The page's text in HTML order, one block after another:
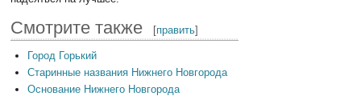
Смотрите также [править]
Город Горький
Старинные названия Нижнего Новгорода
Основание Нижнего Новгорода